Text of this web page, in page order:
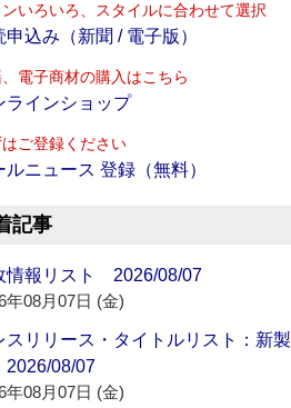
いろいろ、スタイルに合わせて選択
申込み（新聞 / 電子版）
電子商材の購入はこちら
ラインショップ
はご登録ください
ルニュース 登録（無料）
記事
情報リスト 2026/08/07
年08月07日 (金)
スリリース・タイトルリスト：新製
08/07
年08月07日 (金)